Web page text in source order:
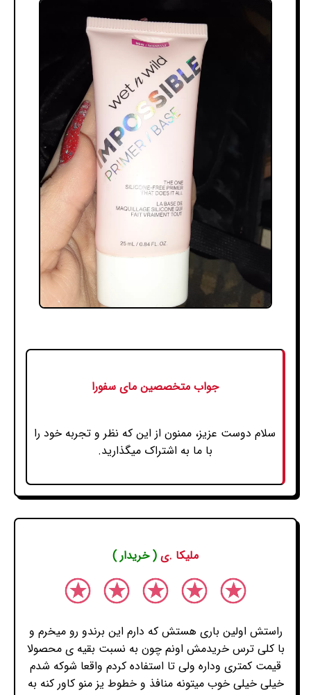
جواب متخصصین مای سفورا
سلام دوست عزیز، ممنون از این که نظر و تجربه خود را
با ما به اشتراک میگذارید.
ملیکا .ی ( خریدار )
راستش اولین باری هستش که دارم این برندو رو میخرم و
با کلی ترس خریدمش اونم چون به نسبت بقیه ی محصولا
قیمت کمتری وداره ولی تا استفاده کردم واقعا شوکه شدم
خیلی خیلی خوب میتونه منافذ و خطوط یز منو کاور کنه به